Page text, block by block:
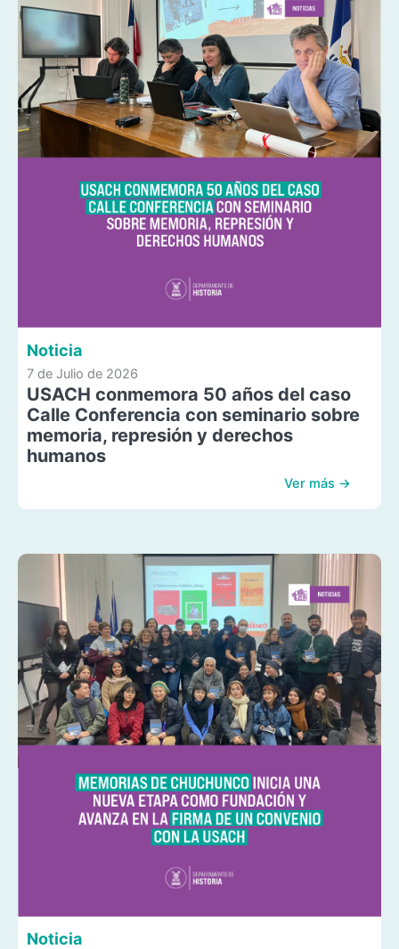
Noticia
7 de Julio de 2026
USACH conmemora 50 años del caso
Calle Conferencia con seminario sobre
memoria, represión y derechos
humanos
Ver más →
Noticia